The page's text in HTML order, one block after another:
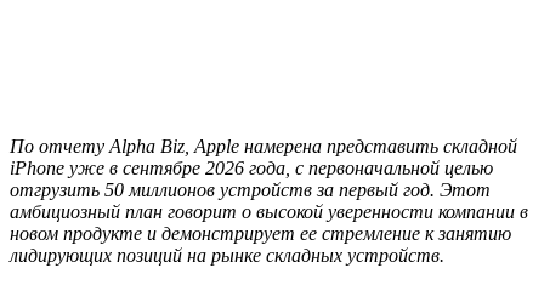
По отчету Alpha Biz, Apple намерена представить складной
iPhone уже в сентябре 2026 года, с первоначальной целью
отгрузить 50 миллионов устройств за первый год. Этот
амбициозный план говорит о высокой уверенности компании в
новом продукте и демонстрирует ее стремление к занятию
лидирующих позиций на рынке складных устройств.